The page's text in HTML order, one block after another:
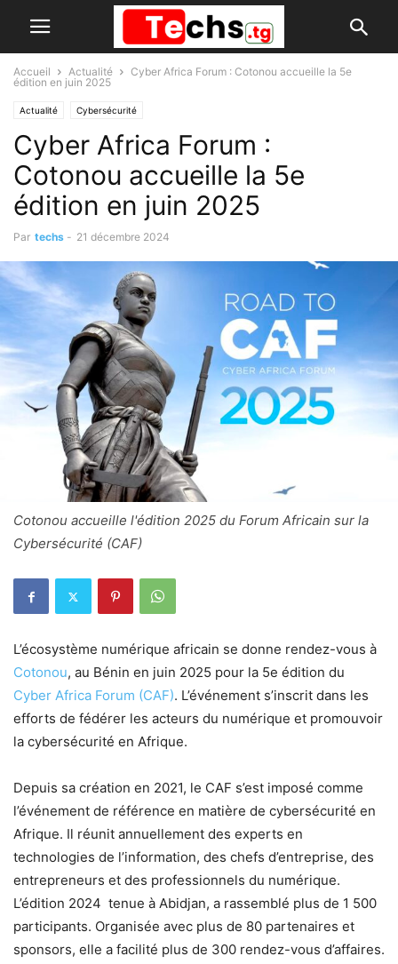
Accueil Actualité
Cyber Africa Forum : Cotonou accueille la 5e
édition en juin 2025
Actualité Cybersécurité
Cyber Africa Forum :
Cotonou accueille la 5e
édition en juin 2025
Par techs - 21 décembre 2024
Cotonou accueille l'édition 2025 du Forum Africain sur la
Cybersécurité (CAF)
L’écosystème numérique africain se donne rendez-vous à
Cotonou, au Bénin en juin 2025 pour la 5e édition du
Cyber Africa Forum (CAF). L’événement s’inscrit dans les
efforts de fédérer les acteurs du numérique et promouvoir
la cybersécurité en Afrique.
Depuis sa création en 2021, le CAF s’est imposé comme
l’événement de référence en matière de cybersécurité en
Afrique. Il réunit annuellement des experts en
technologies de l’information, des chefs d’entreprise, des
entrepreneurs et des professionnels du numérique.
L’édition 2024 tenue à Abidjan, a rassemblé plus de 1 500
participants. Organisée avec plus de 80 partenaires et
sponsors, elle a facilité plus de 300 rendez-vous d’affaires.